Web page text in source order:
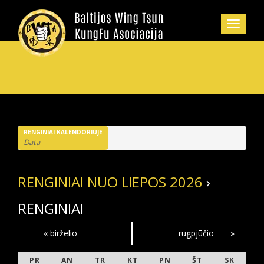
RENGINIAI KALENDORIUJE
RENGINIAI NUO LIEPOS 2026 ›
RENGINIAI
KALENDORINIO
« birželio rugpjūčio »
PR AN TR KT PN ŠT SK